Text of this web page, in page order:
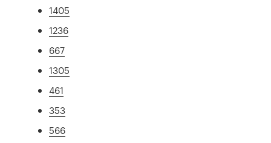
1405
1236
667
1305
461
353
566